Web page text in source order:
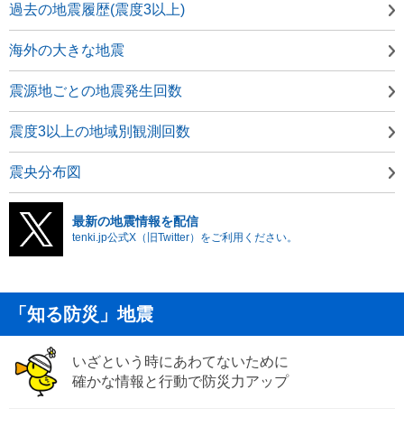
過去の地震履歴(震度3以上)
海外の大きな地震
震源地ごとの地震発生回数
震度3以上の地域別観測回数
震央分布図
最新の地震情報を配信
tenki.jp公式X（旧Twitter）をご利用ください。
「知る防災」地震
いざという時にあわてないために
確かな情報と行動で防災力アップ